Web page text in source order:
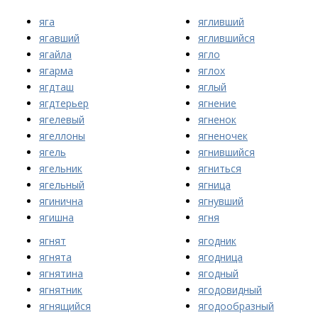
яга
ягавший
ягайла
ягарма
ягдташ
ягдтерьер
ягелевый
ягеллоны
ягель
ягельник
ягельный
ягинична
ягишна
ягливший
яглившийся
ягло
яглох
яглый
ягнение
ягненок
ягненочек
ягнившийся
ягниться
ягница
ягнувший
ягня
ягнят
ягнята
ягнятина
ягнятник
ягнящийся
ягодник
ягодница
ягодный
ягодовидный
ягодообразный